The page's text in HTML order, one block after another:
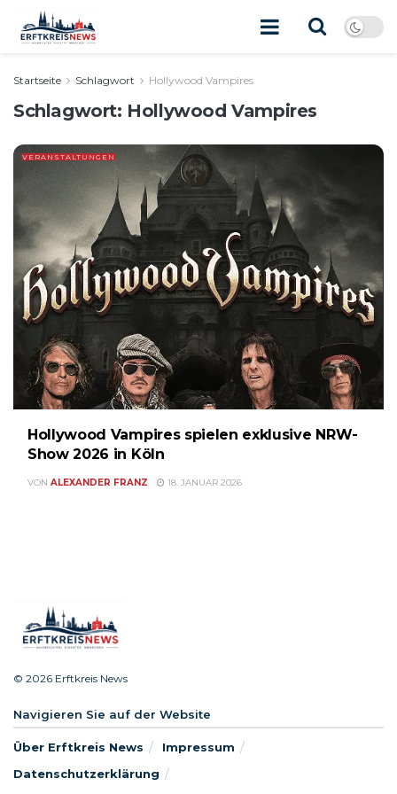
Startseite Schlagwort Hollywood Vampires
Schlagwort: Hollywood Vampires
VERANSTALTUNGEN
Hollywood Vampires spielen exklusive NRW-
Show 2026 in Köln
VON ALEXANDER FRANZ 18. JANUAR 2026
© 2026 Erftkreis News
Navigieren Sie auf der Website
Über Erftkreis News
Impressum
Datenschutzerklärung